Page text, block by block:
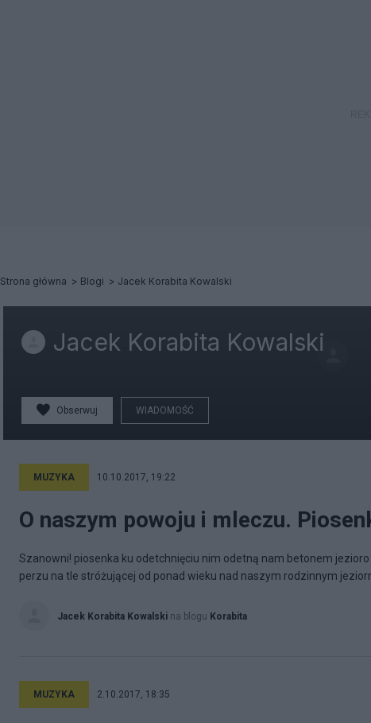
Strona główna Blogi Jacek Korabita Kowalski
Jacek Korabita Kowalski
Obserwuj WIADOMOŚĆ
MUZYKA 10.10.2017, 19:22
O naszym powoju i mleczu.
Szanowni! piosenka ku odetchnięciu nim odetną nam betonem jezioro
perzu na tle stróżującej od ponad wieku nad naszym rodzinnym
Jacek Korabita Kowalski na blogu Korabita
MUZYKA 2.10.2017, 18:35